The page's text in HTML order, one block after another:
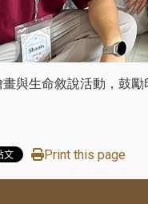
與生命敘說活動，鼓勵
Print this page